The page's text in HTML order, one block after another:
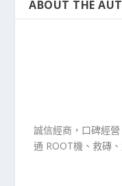
ABOUT THE
誠信經商，口碑經
通 ROOT機、救磚